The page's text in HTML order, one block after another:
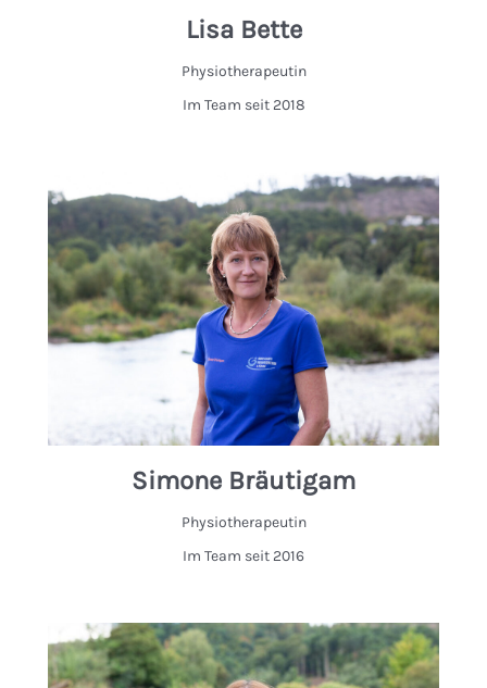
Lisa Bette
Physiotherapeutin
Im Team seit 2018
Simone Bräutigam
Physiotherapeutin
Im Team seit 2016